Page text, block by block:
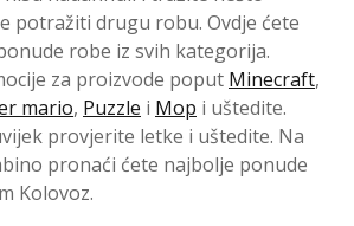
potražiti drugu robu. Ovdje ćete
robe iz svih kategorija.
za proizvode poput Minecraft,
mario, Puzzle i Mop i uštedite.
provjerite letke i uštedite. Na
pronaći ćete najbolje ponude
Kolovoz.